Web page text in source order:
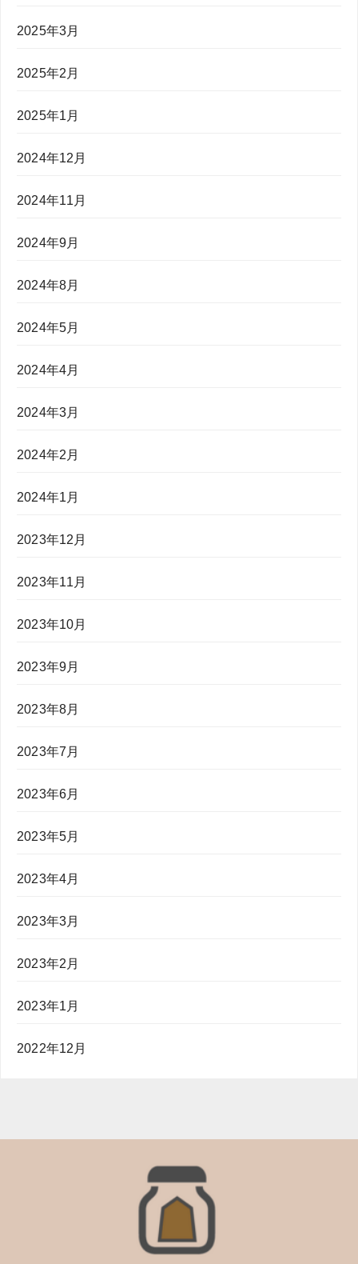
2025年3月
2025年2月
2025年1月
2024年12月
2024年11月
2024年9月
2024年8月
2024年5月
2024年4月
2024年3月
2024年2月
2024年1月
2023年12月
2023年11月
2023年10月
2023年9月
2023年8月
2023年7月
2023年6月
2023年5月
2023年4月
2023年3月
2023年2月
2023年1月
2022年12月